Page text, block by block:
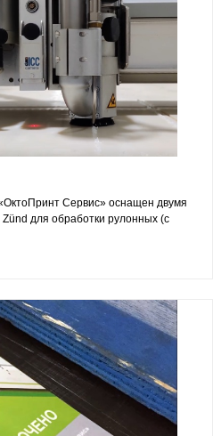
Сервис» оснащен двумя
для обработки рулонных (с